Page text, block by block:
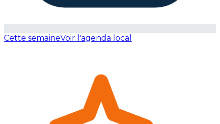
Cette semaineVoir l'agenda local